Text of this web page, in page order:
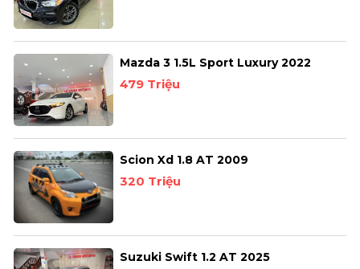
Mazda 3 1.5L Sport Luxury 2022
479 Triệu
Scion Xd 1.8 AT 2009
320 Triệu
Suzuki Swift 1.2 AT 2025